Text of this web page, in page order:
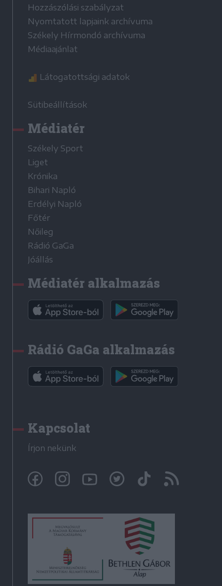
Hozzászólási szabályzat
Nyomtatott lapjaink archívuma
Székely Hírmondó archívuma
Médiaajánlat
Látogatottsági adatok
Sütibeállítások
Médiatér
Székely Sport
Liget
Krónika
Bihari Napló
Erdélyi Napló
Főtér
Nőileg
Rádió GaGa
Jóállás
Médiatér alkalmazás
Rádió GaGa alkalmazás
Kapcsolat
Írjon nekünk